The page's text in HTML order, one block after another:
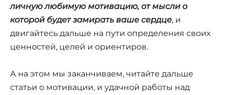
личную любимую мотивацию, от мысли о
которой будет замирать ваше сердце, и
двигайтесь дальше на пути определения своих
ценностей, целей и ориентиров.
А на этом мы заканчиваем, читайте дальше
статьи о мотивации, и удачной работы над